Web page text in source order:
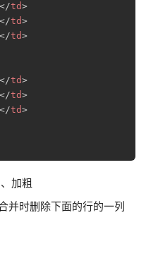
</td>
</td>
</td>
</td>
</td>
</td>
加粗
时删除下面的行的一列